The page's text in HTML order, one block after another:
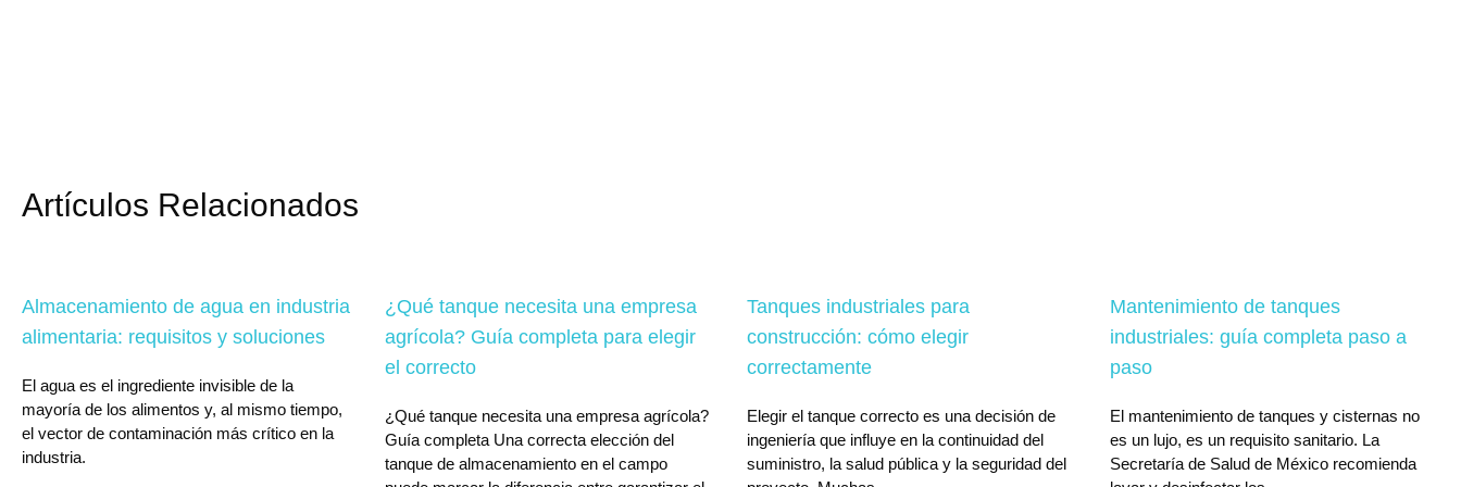
Artículos Relacionados
Almacenamiento de agua en industria
alimentaria: requisitos y soluciones
El agua es el ingrediente invisible de la
mayoría de los alimentos y, al mismo tiempo,
el vector de contaminación más crítico en la
industria.
¿Qué tanque necesita una empresa
agrícola? Guía completa para elegir
el correcto
¿Qué tanque necesita una empresa agrícola?
Guía completa Una correcta elección del
tanque de almacenamiento en el campo
Tanques industriales para
construcción: cómo elegir
correctamente
Elegir el tanque correcto es una decisión de
ingeniería que influye en la continuidad del
suministro, la salud pública y la seguridad del
Mantenimiento de tanques
industriales: guía completa paso a
paso
El mantenimiento de tanques y cisternas no
es un lujo, es un requisito sanitario. La
Secretaría de Salud de México recomienda